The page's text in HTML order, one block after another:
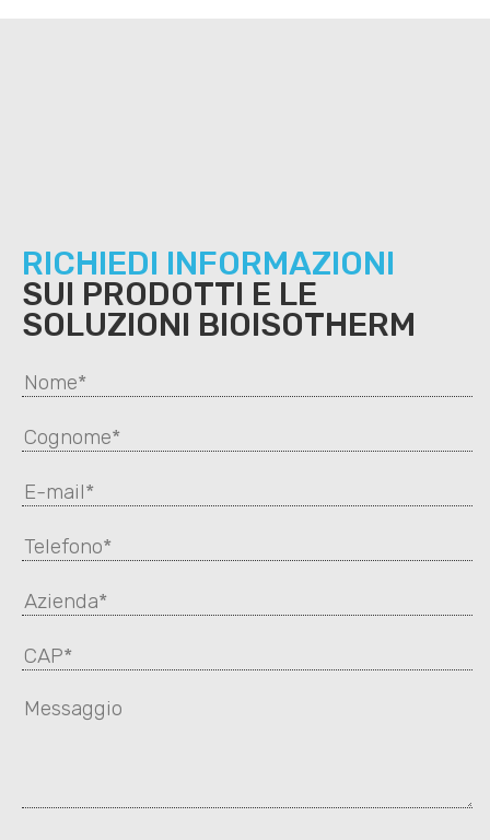
RICHIEDI INFORMAZIONI
SUI PRODOTTI E LE
SOLUZIONI BIOISOTHERM